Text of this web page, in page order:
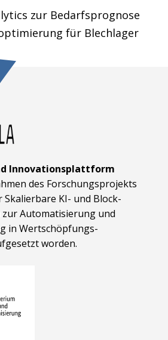
zur Bedarfsprognose
für Blechlager
Innovationsplattform
des Forschungsprojekts
Skalierbare KI- und Block­
Automatisierung und
in Wert­schöpfungs­
worden.